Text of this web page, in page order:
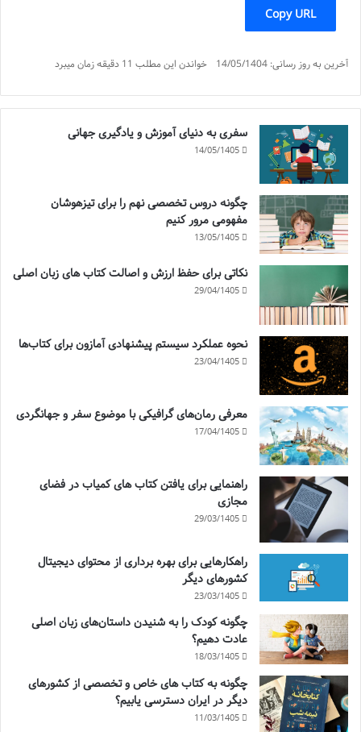
Copy URL
آخرین به روز رسانی: 14/05/1404 خواندن این مطلب 11 دقیقه زمان میبرد
سفری به دنیای آموزش و یادگیری جهانی
14/05/1405
چگونه دروس تخصصی نهم را برای تیزهوشان
مفهومی مرور کنیم
13/05/1405
نکاتی برای حفظ ارزش و اصالت کتاب های زبان اصلی
29/04/1405
نحوه عملکرد سیستم پیشنهادی آمازون برای کتاب‌ها
23/04/1405
معرفی رمان‌های گرافیکی با موضوع سفر و جهانگردی
17/04/1405
راهنمایی برای یافتن کتاب های کمیاب در فضای
مجازی
29/03/1405
راهکارهایی برای بهره برداری از محتوای دیجیتال
کشورهای دیگر
23/03/1405
چگونه کودک را به شنیدن داستان‌های زبان اصلی
عادت دهیم؟
18/03/1405
چگونه به کتاب های خاص و تخصصی از کشورهای
دیگر در ایران دسترسی یابیم؟
11/03/1405